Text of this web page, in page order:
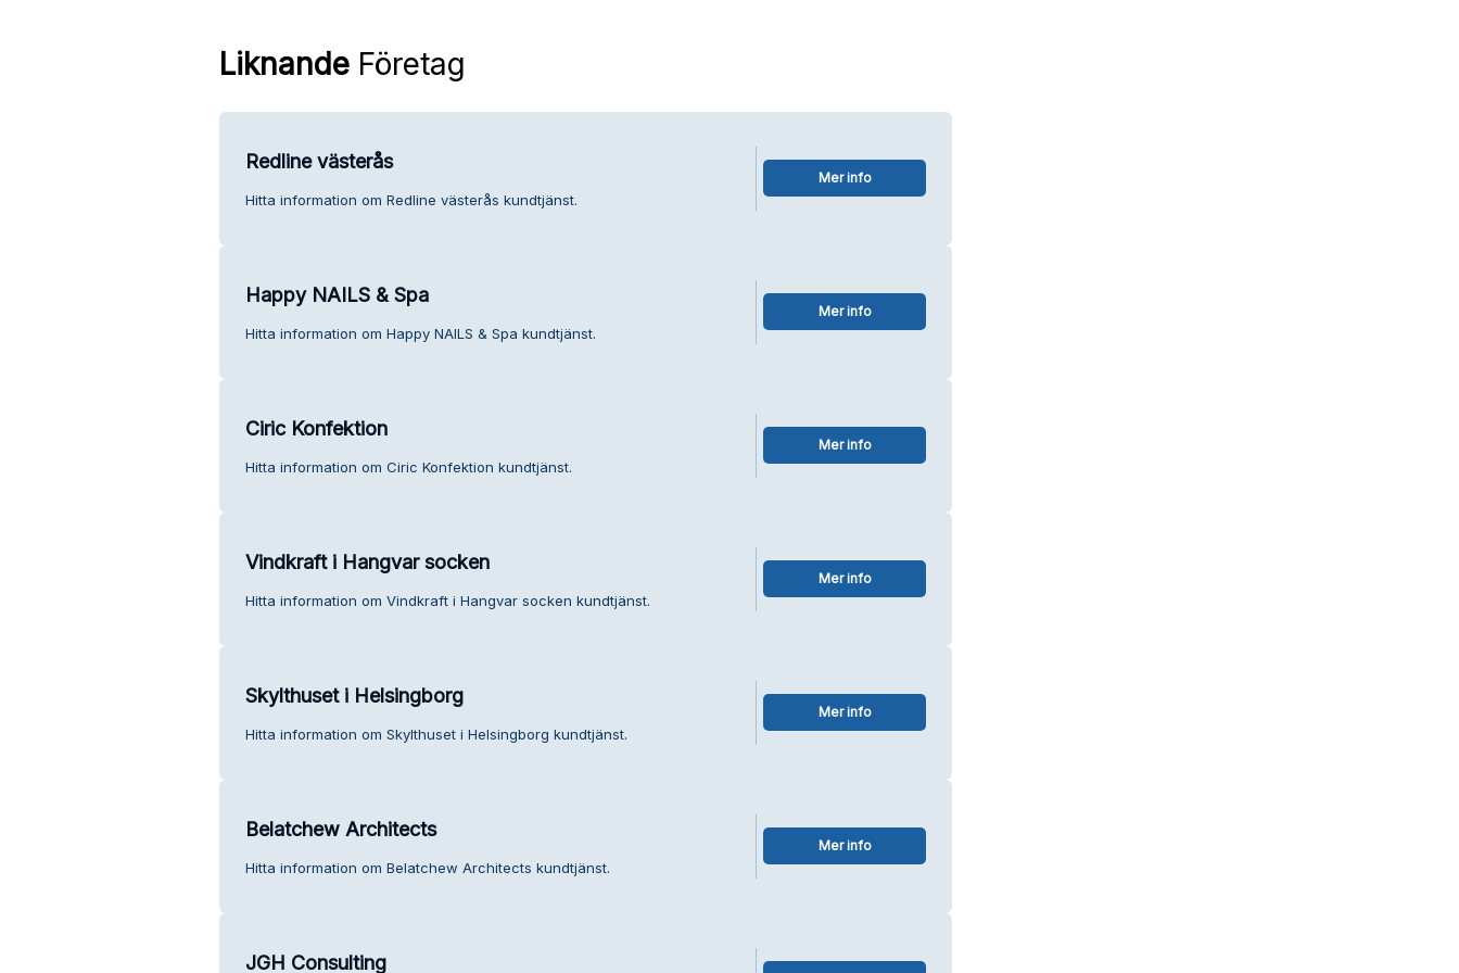
LiknandeFöretag
Redline västerås
Hitta information om Redline västerås kundtjänst.
Mer info
Happy NAILS & Spa
Hitta information om Happy NAILS & Spa kundtjänst.
Mer info
Ciric Konfektion
Hitta information om Ciric Konfektion kundtjänst.
Mer info
Vindkraft i Hangvar socken
Hitta information om Vindkraft i Hangvar socken kundtjänst.
Mer info
Skylthuset i Helsingborg
Hitta information om Skylthuset i Helsingborg kundtjänst.
Mer info
Belatchew Architects
Hitta information om Belatchew Architects kundtjänst.
Mer info
JGH Consulting